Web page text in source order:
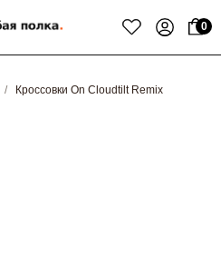
0
/ Кроссовки On Cloudtilt Remix